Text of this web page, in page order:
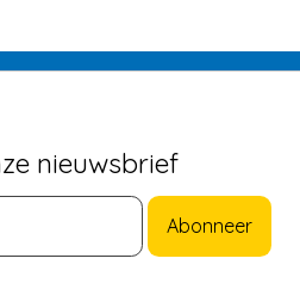
nieuwsbrief
Abonneer